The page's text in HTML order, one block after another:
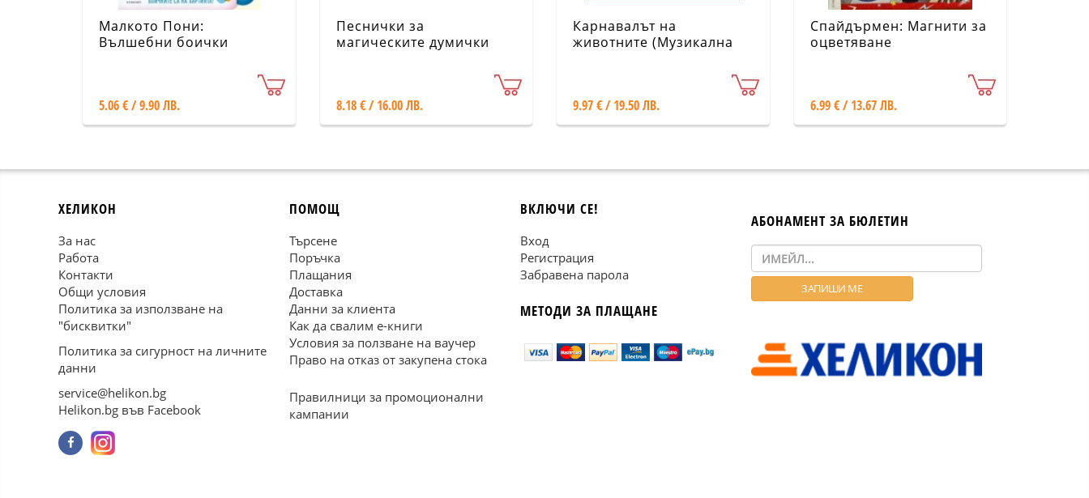
Малкото Пони:
Вълшебни боички
5.06 € / 9.90 ЛВ.
Песнички за
магическите думички
8.18 € / 16.00 ЛВ.
Карнавалът на
животните (Музикална
9.97 € / 19.50 ЛВ.
Спайдърмен: Магнити за
оцветяване
6.99 € / 13.67 ЛВ.
ХЕЛИКОН
За нас
Работа
Контакти
Общи условия
Политика за използване на
"бисквитки"
Политика за сигурност на личните
данни
service@helikon.bg
Helikon.bg във Facebook
ПОМОЩ
Търсене
Поръчка
Плащания
Доставка
Данни за клиента
Как да свалим е-книги
Условия за ползване на ваучер
Право на отказ от закупена стока
Правилници за промоционални
кампании
ВКЛЮЧИ СЕ!
Вход
Регистрация
Забравена парола
МЕТОДИ ЗА ПЛАЩАНЕ
АБОНАМЕНТ ЗА БЮЛЕТИН